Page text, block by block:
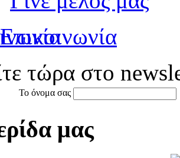
Eπικοινωνία
τώρα στο
Το όνομα σας
μας